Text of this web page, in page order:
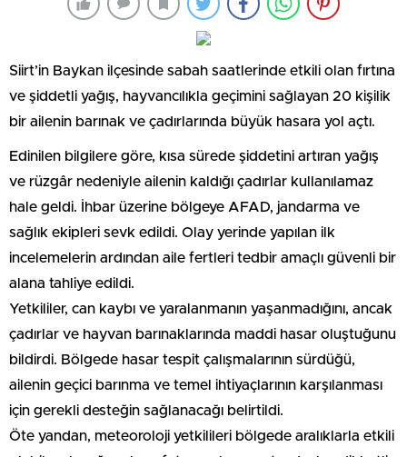
Siirt’in Baykan ilçesinde sabah saatlerinde etkili olan fırtına
ve şiddetli yağış, hayvancılıkla geçimini sağlayan 20 kişilik
bir ailenin barınak ve çadırlarında büyük hasara yol açtı.
Edinilen bilgilere göre, kısa sürede şiddetini artıran yağış
ve rüzgâr nedeniyle ailenin kaldığı çadırlar kullanılamaz
hale geldi. İhbar üzerine bölgeye AFAD, jandarma ve
sağlık ekipleri sevk edildi. Olay yerinde yapılan ilk
incelemelerin ardından aile fertleri tedbir amaçlı güvenli bir
alana tahliye edildi.
Yetkililer, can kaybı ve yaralanmanın yaşanmadığını, ancak
çadırlar ve hayvan barınaklarında maddi hasar oluştuğunu
bildirdi. Bölgede hasar tespit çalışmalarının sürdüğü,
ailenin geçici barınma ve temel ihtiyaçlarının karşılanması
için gerekli desteğin sağlanacağı belirtildi.
Öte yandan, meteoroloji yetkilileri bölgede aralıklarla etkili